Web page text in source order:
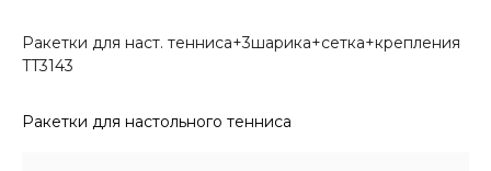
Ракетки для наст. тенниса+3шарика+сетка+крепления
TT3143
Ракетки для настольного тенниса